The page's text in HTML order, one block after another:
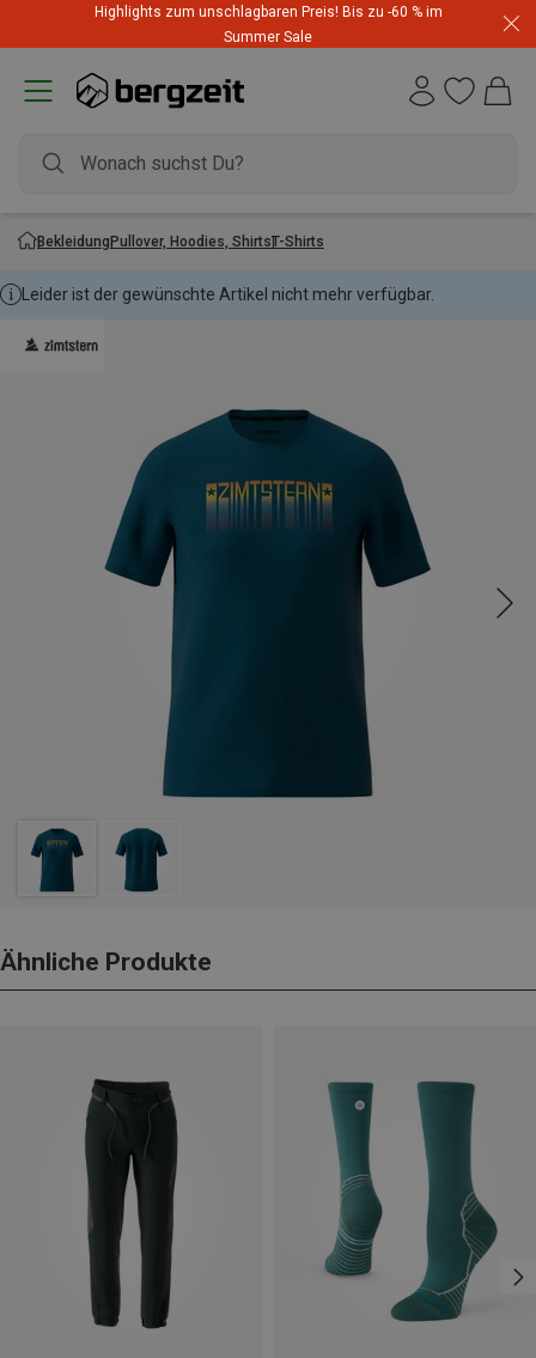
Highlights zum unschlagbaren Preis! Bis zu -60 % im
Summer Sale
BekleidungPullover, Hoodies, ShirtsT-Shirts
Leider ist der gewünschte Artikel nicht mehr verfügbar.
Ähnliche Produkte